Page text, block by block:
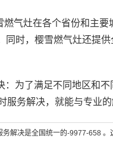
灶在各个省份和主要
同时，樱雪燃气灶还提
了满足不同地区和不
服务解决，就能与专业
务解决是全国统一的-9977-658